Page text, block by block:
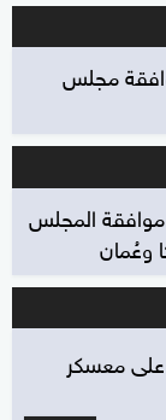
مجلس
المجلس
وعُمان
معسكر